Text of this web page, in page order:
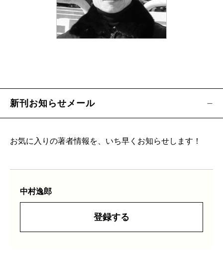
新刊お知らせメール
お気に入りの著者情報を、いち早くお知らせします！
中村逸郎
登録する